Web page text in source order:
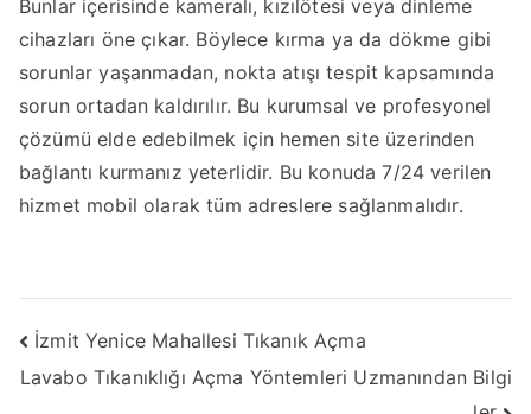
Bunlar içerisinde kameralı, kızılötesi veya dinleme
cihazları öne çıkar. Böylece kırma ya da dökme gibi
sorunlar yaşanmadan, nokta atışı tespit kapsamında
sorun ortadan kaldırılır. Bu kurumsal ve profesyonel
çözümü elde edebilmek için hemen site üzerinden
bağlantı kurmanız yeterlidir. Bu konuda 7/24 verilen
hizmet mobil olarak tüm adreslere sağlanmalıdır.
Yazı
gezinmesi
İzmit Yenice Mahallesi Tıkanık Açma
Lavabo Tıkanıklığı Açma Yöntemleri Uzmanından Bilgi